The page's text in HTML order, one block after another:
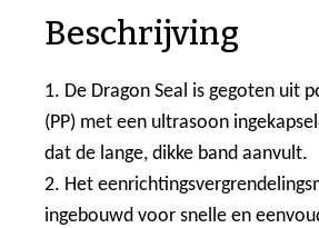
Beschrijving
1. De Dragon Seal is gegoten uit
(PP) met een ultrasoon
dat de lange, dikke band aanvult.
2. Het
ingebouwd voor snelle en